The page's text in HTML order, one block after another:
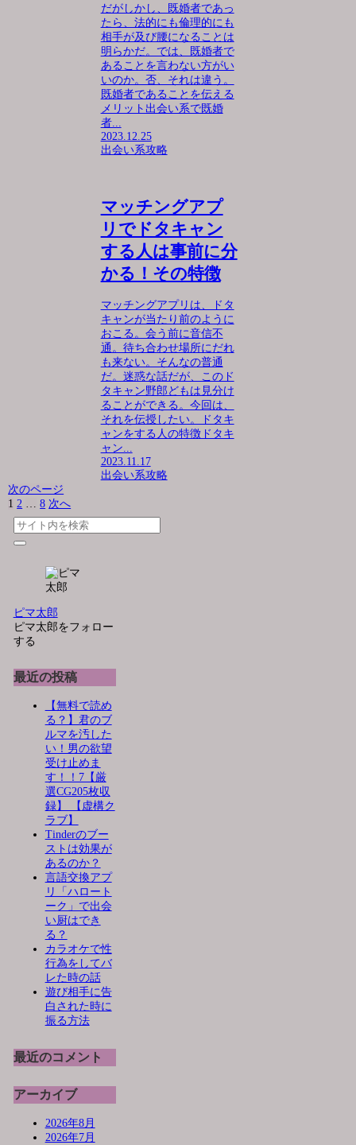
だがしかし、既婚者であっ
たら、法的にも倫理的にも
相手が及び腰になることは
明らかだ。では、既婚者で
あることを言わない方がい
いのか。否、それは違う。
既婚者であることを伝える
メリット出会い系で既婚
者...
2023.12.25
出会い系攻略
マッチングアプ
リでドタキャン
する人は事前に分
かる！その特徴
マッチングアプリは、ドタ
キャンが当たり前のように
おこる。会う前に音信不
通。待ち合わせ場所にだれ
も来ない。そんなの普通
だ。迷惑な話だが、このド
タキャン野郎どもは見分け
ることができる。今回は、
それを伝授したい。ドタキ
ャンをする人の特徴ドタキ
ャン...
2023.11.17
出会い系攻略
次のページ
1 2 … 8 次へ
ピマ太郎
ピマ太郎をフォロー
する
最近の投稿
【無料で読め
る？】君のブ
ルマを汚した
い！男の欲望
受け止めま
す！！7【厳
選CG205枚収
録】 【虚構ク
ラブ】
Tinderのブー
ストは効果が
あるのか？
言語交換アプ
リ「ハロート
ーク」で出会
い厨はでき
る？
カラオケで性
行為をしてバ
レた時の話
遊び相手に告
白された時に
振る方法
最近のコメント
アーカイブ
2026年8月
2026年7月